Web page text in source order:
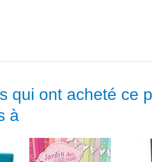
qui ont acheté ce
à